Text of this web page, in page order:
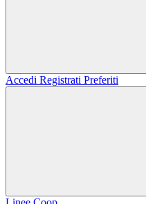
Accedi Registrati Preferiti